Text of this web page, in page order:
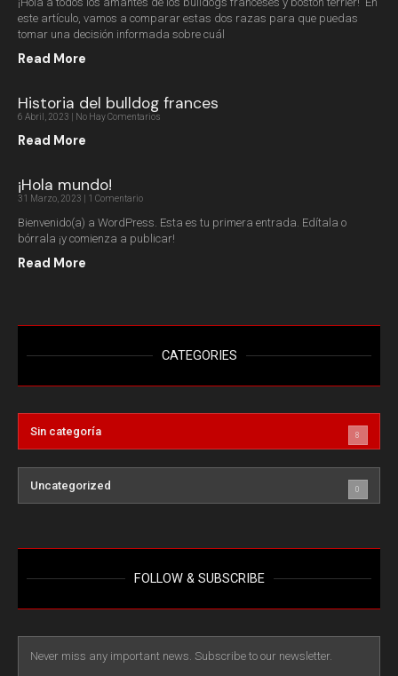
este artículo, vamos a comparar estas dos razas para que puedas
tomar una decisión informada sobre cuál
Read More
Historia del bulldog frances
6 Abril, 2023 No Hay Comentarios
Read More
¡Hola mundo!
31 Marzo, 2023 1 Comentario
Bienvenido(a) a WordPress. Esta es tu primera entrada. Edítala o
bórrala ¡y comienza a publicar!
Read More
CATEGORIES
Sin categoría 8
Uncategorized 0
FOLLOW & SUBSCRIBE
Never miss any important news. Subscribe to our newsletter.